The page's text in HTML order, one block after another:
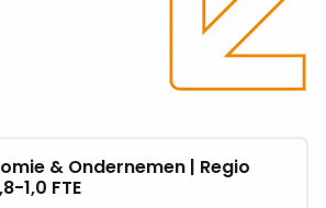
& Ondernemen | Regio
1,0 FTE